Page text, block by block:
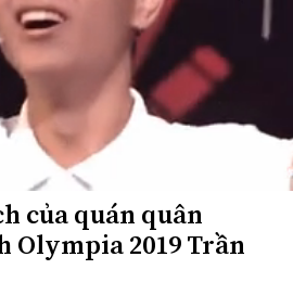
của quán quân
Olympia 2019 Trần